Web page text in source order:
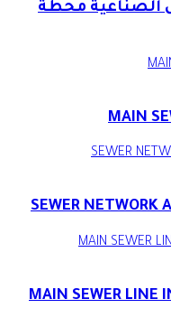
الصناعية محطة
MAIN
SEWER NETWORK
MAIN SEWER LINE